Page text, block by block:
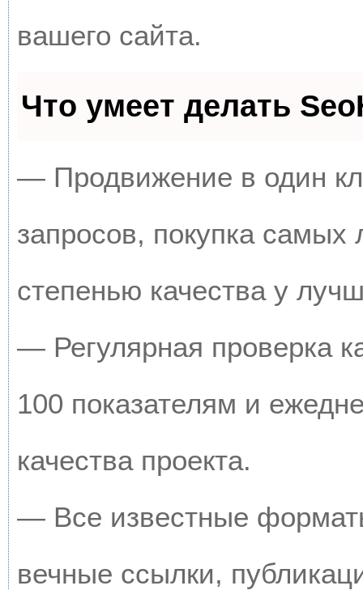
вашего сайта.
Что умеет делать
— Продвижение в один
запросов, покупка
степенью качества у
— Регулярная проверка
100 показателям и
качества проекта.
— Все известные
вечные ссылки,